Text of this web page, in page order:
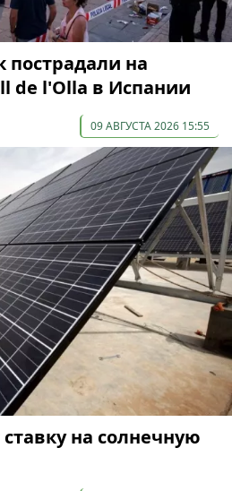
пострадали на
de l'Olla в Испании
09 АВГУСТА 2026 15:55
ставку на солнечную